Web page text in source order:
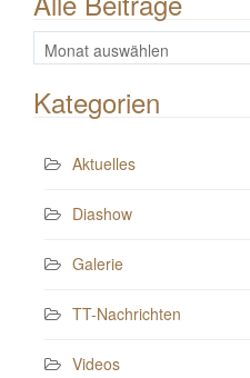
Alle
Beiträge
Kategorien
Aktuelles
Diashow
Galerie
TT-Nachrichten
Videos